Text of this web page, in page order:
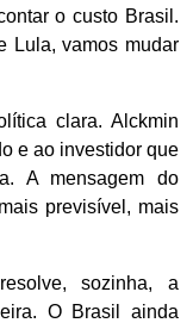
o custo Brasil.
Lula, vamos mudar
clara. Alckmin
e ao investidor que
A mensagem do
previsível, mais
sozinha, a
O Brasil ainda